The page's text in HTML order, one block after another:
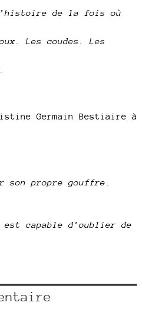
de la fois où
Les coudes. Les
Germain Bestiaire à
son propre gouffre.
est capable d’oublier de